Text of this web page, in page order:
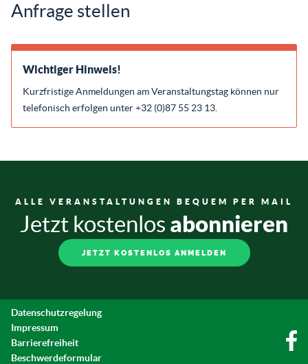
Anfrage stellen
Wichtiger Hinweis!
Kurzfristige Anmeldungen am Veranstaltungstag können nur
telefonisch erfolgen unter +32 (0)87 55 23 13.
ALLE VERANSTALTUNGEN BEQUEM PER MAIL
Jetzt kostenlos abonnieren
JETZT KOSTENLOS ANMELDEN
Datenschutzregelung
Impressum
Barrierefreiheit
Beschwerdeformular